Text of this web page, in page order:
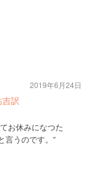
訳
お休みになつた
言うのです。”
2019年6月24日